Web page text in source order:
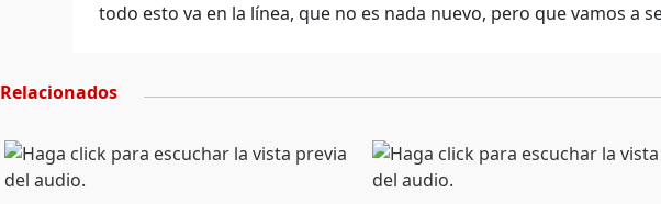
todo esto va en la línea, que no es nada nuevo, pero que vamos a
Relacionados